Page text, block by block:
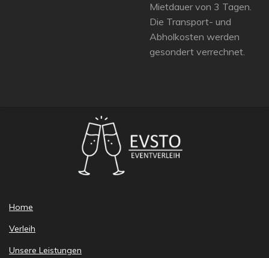
Mietdauer von 3 Tagen.
Die Transport- und
Abholkosten werden
gesondert verrechnet.
Home
Verleih
Unsere Leistungen